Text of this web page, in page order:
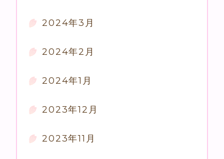
2024年3月
2024年2月
2024年1月
2023年12月
2023年11月